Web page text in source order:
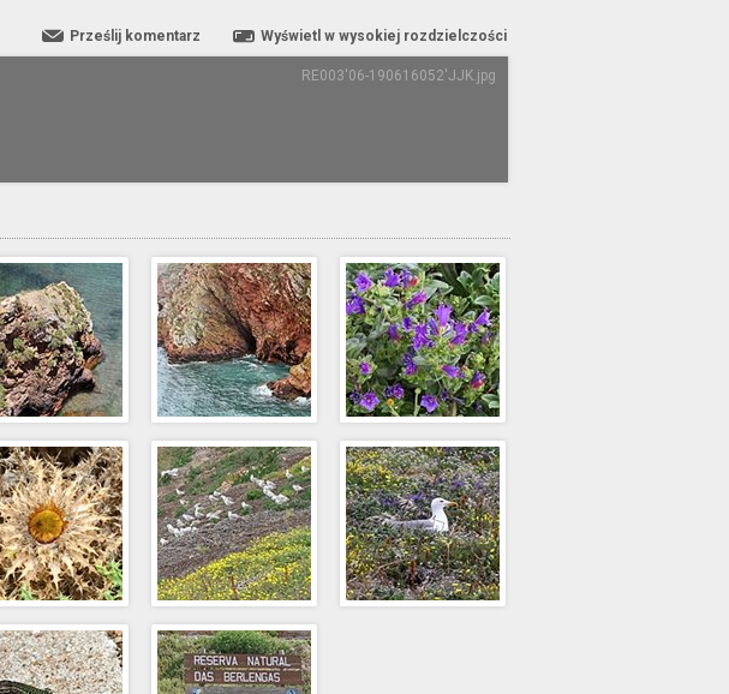
Wyświetl w wysokiej rozdzielczości
Prześlij komentarz
RE003'06-190616052'JJK.jpg